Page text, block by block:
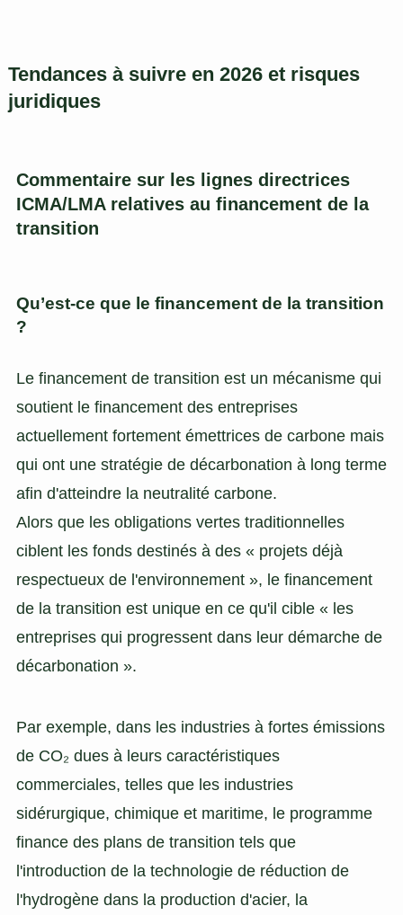
Tendances à suivre en 2026 et risques
juridiques
Commentaire sur les lignes directrices
ICMA/LMA relatives au financement de la
transition
Qu’est-ce que le financement de la transition
?
Le financement de transition est un mécanisme qui
soutient le financement des entreprises
actuellement fortement émettrices de carbone mais
qui ont une stratégie de décarbonation à long terme
afin d'atteindre la neutralité carbone.
Alors que les obligations vertes traditionnelles
ciblent les fonds destinés à des « projets déjà
respectueux de l'environnement », le financement
de la transition est unique en ce qu'il cible « les
entreprises qui progressent dans leur démarche de
décarbonation ».
Par exemple, dans les industries à fortes émissions
de CO₂ dues à leurs caractéristiques
commerciales, telles que les industries
sidérurgique, chimique et maritime, le programme
finance des plans de transition tels que
l'introduction de la technologie de réduction de
l'hydrogène dans la production d'acier, la